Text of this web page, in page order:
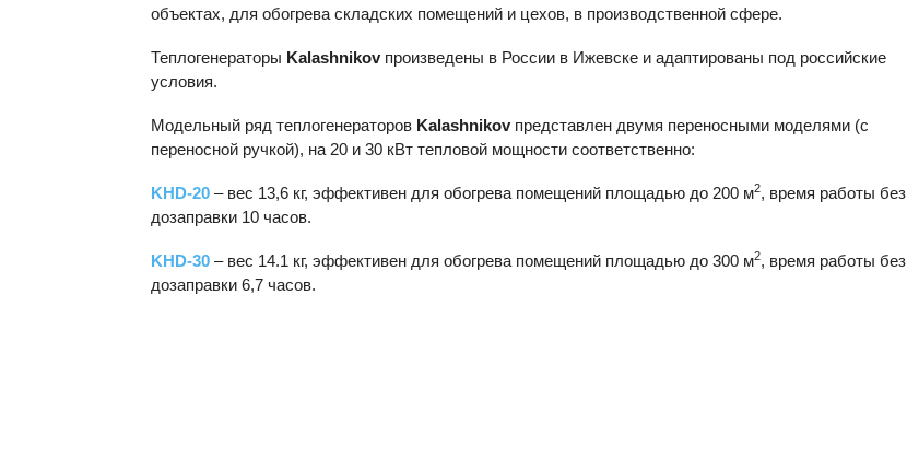
объектах, для обогрева складских помещений и цехов, в производственной сфере.
Теплогенераторы Kalashnikovпроизведены в России в Ижевске и адаптированы под российские
условия.
Модельный ряд теплогенераторов Kalashnikovпредставлен двумя переносными моделями (с
переносной ручкой), на 20 и 30 кВт тепловой мощности соответственно:
KHD-20 – вес 13,6 кг, эффективен для обогрева помещений площадью до 200 м2, время работы без
дозаправки 10 часов.
KHD-30 – вес 14.1 кг, эффективен для обогрева помещений площадью до 300 м2, время работы без
дозаправки 6,7 часов.